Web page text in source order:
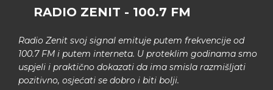
RADIO ZENIT - 100.7 FM
Radio Zenit svoj signal emituje putem frekvencije od
100.7 FM i putem interneta. U proteklim godinama smo
uspjeli i praktično dokazati da ima smisla razmišljati
pozitivno, osjećati se dobro i biti bolji.